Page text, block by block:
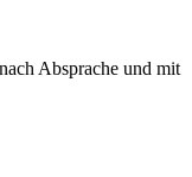
Absprache und mit